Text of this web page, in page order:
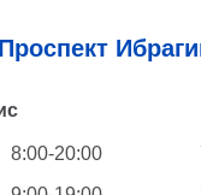
8:00-20:00